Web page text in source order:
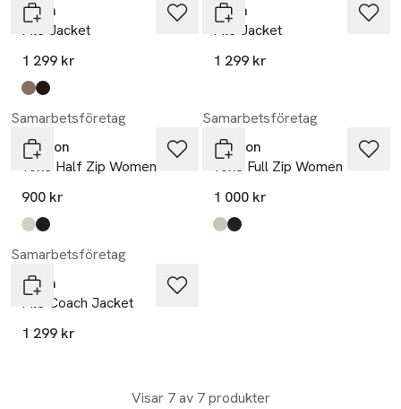
aim'n
Pile Jacket
1 299 kr
Produkten finns i färgerna:
dark clay
cacao
aim'n
Pile Jacket
1 299 kr
Samarbetsföretag
Tenson
Yoke Half Zip Women
900 kr
Produkten finns i färgerna:
sand
svart
Samarbetsföretag
Tenson
Yoke Full Zip Women
1 000 kr
Produkten finns i färgerna:
sand
svart
Samarbetsföretag
aim'n
Pile Coach Jacket
1 299 kr
Visar 7 av 7 produkter